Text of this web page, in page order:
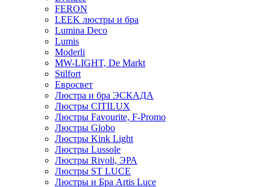
FERON
LEEK люстры и бра
Lumina Deco
Lumis
Moderli
MW-LIGHT, De Markt
Stilfort
Евросвет
Люстра и бра ЭСКАДА
Люстры CITILUX
Люстры Favourite, F-Promo
Люстры Globo
Люстры Kink Light
Люстры Lussole
Люстры Rivoli, ЭРА
Люстры ST LUCE
Люстры и Бра Artis Luce